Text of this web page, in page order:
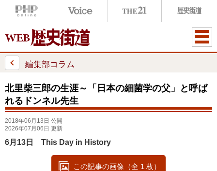
ME
編集部コラム
北里柴三郎の生涯～「日本の細菌学の父」と呼ば
れるドンネル先生
2018年06月13日 公開
2026年07月06日 更新
6月13日 This Day in History
この記事の画像（全 1 枚）